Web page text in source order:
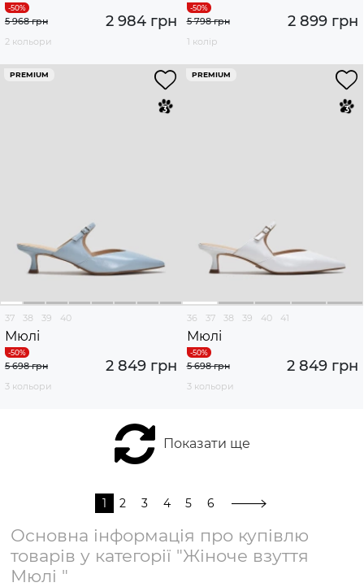
2 984 грн
5 968 грн
2 кольори
2 899 грн
5 798 грн
1 колір
PREMIUM
37 38 39 40
Мюлі
2 849 грн
5 698 грн
3 кольори
PREMIUM
36 37 38 39 40 41
Мюлі
2 849 грн
5 698 грн
3 кольори
Показати ще
1 2 3 4 5 6
Основна інформація про купівлю
товарів у категорії "Жіноче взуття
Мюлі "